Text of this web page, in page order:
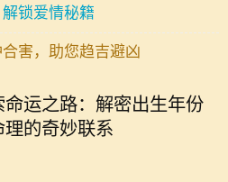
锁爱情秘籍
害，助您趋吉避凶
命运之路：解密出生年份
理的奇妙联系
传统文化中，命理学一直扮演
份、月份、日期和时辰直接影
们的命运。而其中，出生年份
是农历辛丑年，对于木命的人